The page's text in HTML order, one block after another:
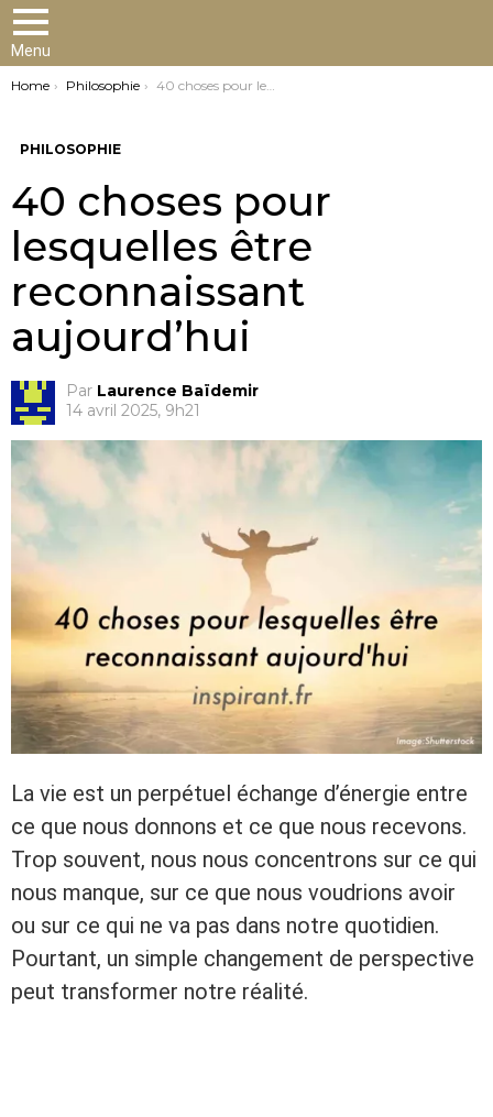
Menu
You are here:
Home Philosophie 40 choses pour lesquelles être reconnaissant aujourd’hui
PHILOSOPHIE
40 choses pour
lesquelles être
reconnaissant
aujourd’hui
Par Laurence Baïdemir
14 avril 2025, 9h21
La vie est un perpétuel échange d’énergie entre
ce que nous donnons et ce que nous recevons.
Trop souvent, nous nous concentrons sur ce qui
nous manque, sur ce que nous voudrions avoir
ou sur ce qui ne va pas dans notre quotidien.
Pourtant, un simple changement de perspective
peut transformer notre réalité.